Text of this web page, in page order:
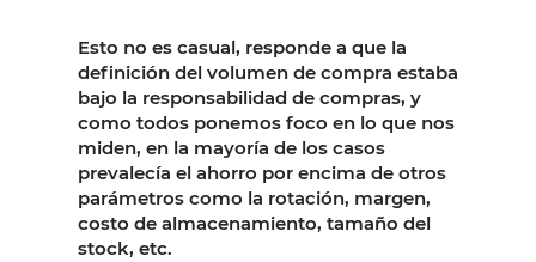
Esto no es casual, responde a que la
definición del volumen de compra estaba
bajo la responsabilidad de compras, y
como todos ponemos foco en lo que nos
miden, en la mayoría de los casos
prevalecía el ahorro por encima de otros
parámetros como la rotación, margen,
costo de almacenamiento, tamaño del
stock, etc.